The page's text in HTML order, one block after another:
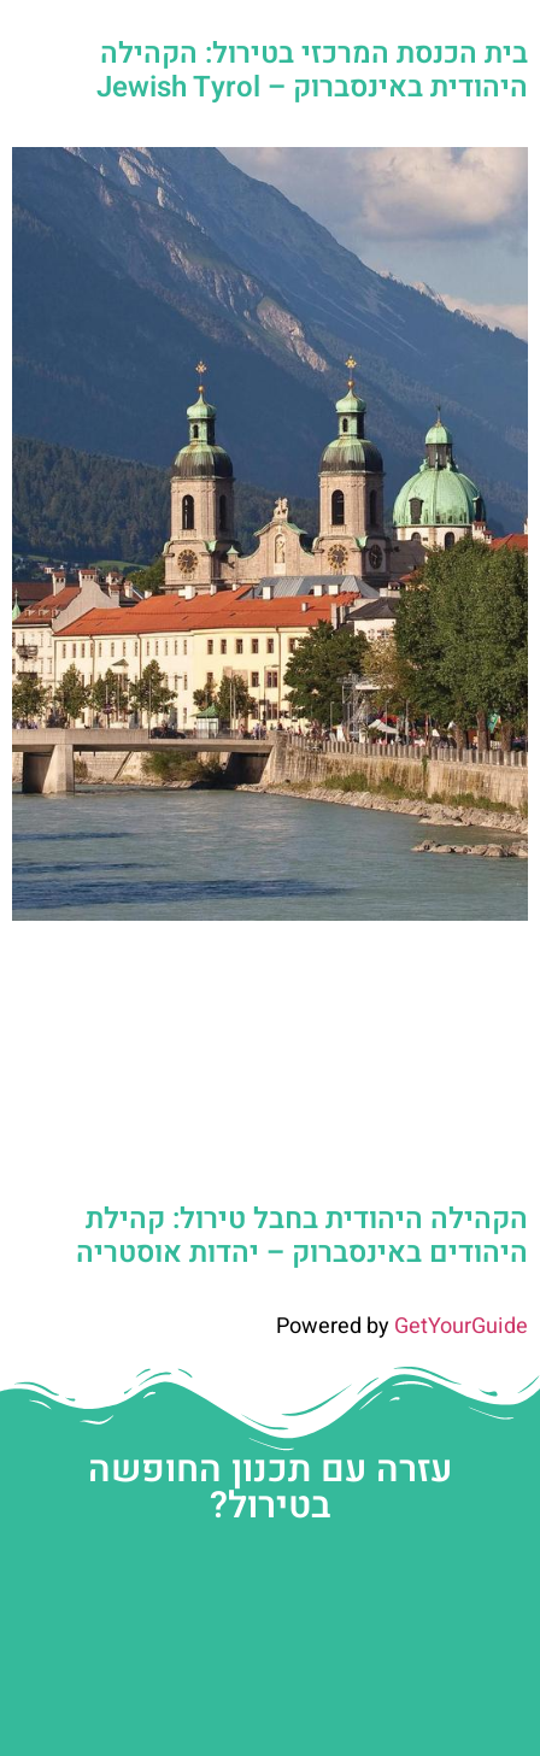
בית הכנסת המרכזי בטירול: הקהילה
היהודית באינסברוק – Jewish Tyrol
הקהילה היהודית בחבל טירול: קהילת
היהודים באינסברוק – יהדות אוסטריה
Powered byGetYourGuide
עזרה עם תכנון החופשה
בטירול?